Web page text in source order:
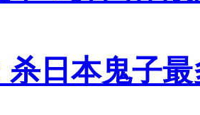
杀日本鬼子